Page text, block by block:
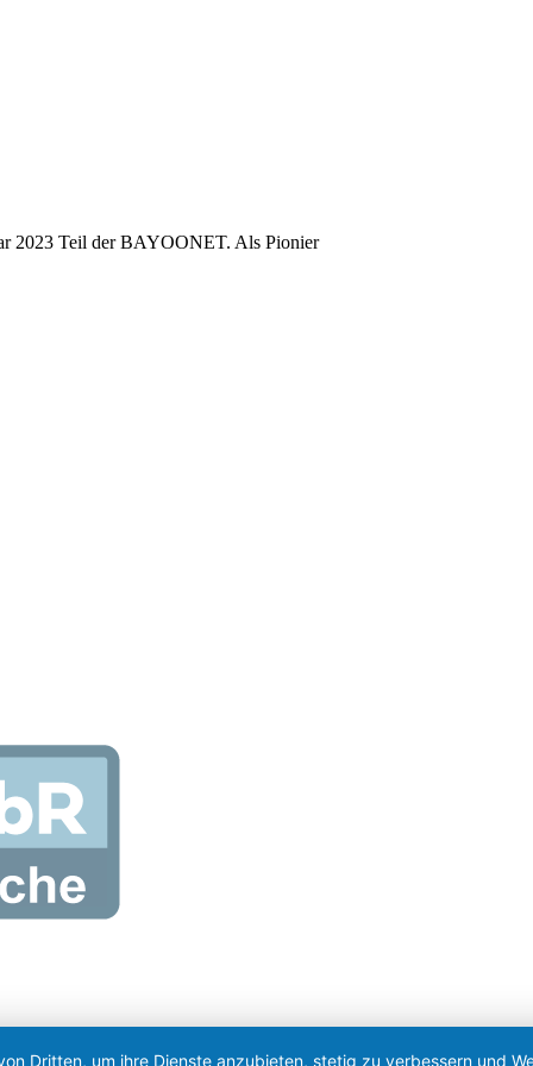
2023 Teil der BAYOONET. Als Pionier
Dritten, um ihre Dienste anzubieten, stetig zu verbessern und